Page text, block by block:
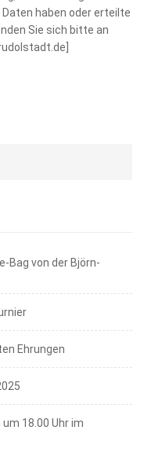
haben oder erteilte
Sie sich bitte an
Bag von der Björn-
Ehrungen
18.00 Uhr im